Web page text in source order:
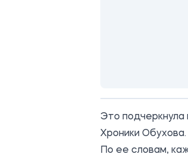
Это подчеркнула
Хроники Обухова.
По ее словам,